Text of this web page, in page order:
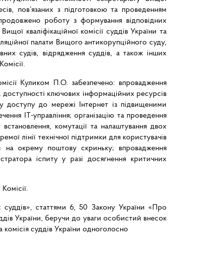
пов’язаних з підготовкою та проведенням
роботу з формування відповідних
кваліфікаційної комісії суддів України та
палати Вищого антикорупційного суду,
судів, відрядження суддів, а також інших
Куликом П.О. забезпечено: впровадження
ключових інформаційних ресурсів
доступу до мережі Інтернет із підвищеними
ІТ-управління; організацію та проведення
комутації та налаштування двох
лінії технічної підтримки для користувачів
на окрему поштову скриньку; впровадження
іспиту у разі досягнення критичних
статтями 6, 50 Закону України «Про
України, беручи до уваги особистий внесок
комісія суддів України одноголосно